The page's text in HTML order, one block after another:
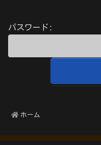
パスワード:
ホーム